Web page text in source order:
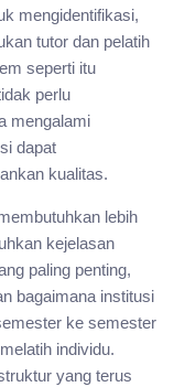
mengidentifikasi,
tutor dan pelatih
seperti itu
perlu
mengalami
dapat
kualitas.
lebih
kejelasan
paling penting,
bagaimana institusi
ke semester
individu.
yang terus